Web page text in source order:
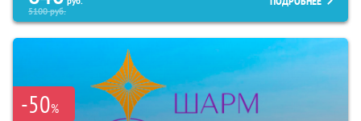
5100руб.
-50%